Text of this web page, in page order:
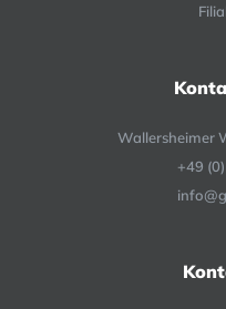
Wallersheimer
+49